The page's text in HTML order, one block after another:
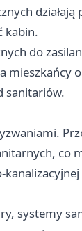
działają
kabin.
do
mieszkańcy
sanitariów.
co
systemy